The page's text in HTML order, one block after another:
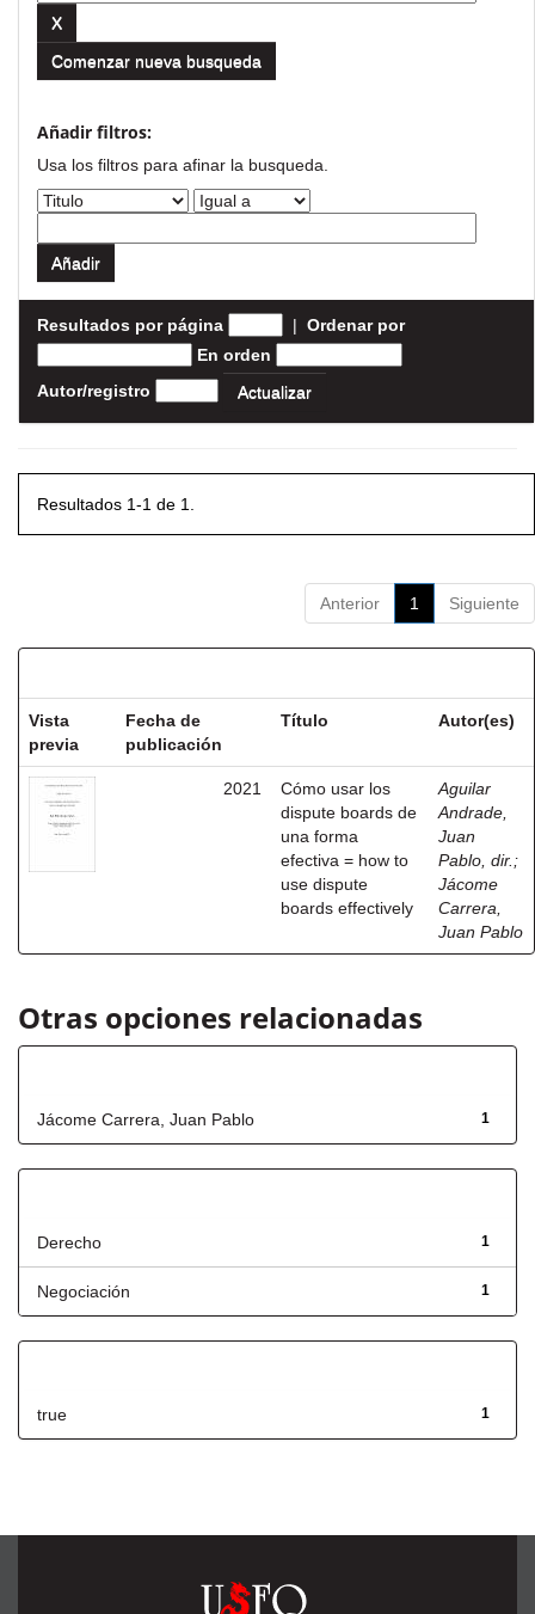
Comenzar nueva busqueda
Añadir filtros:
Usa los filtros para afinar la busqueda.
Resultados por página | Ordenar por
En orden
Autor/registro
Resultados 1-1 de 1.
Anterior 1 Siguiente
Vista
previa
Fecha de
publicación
Título Autor(es)
2021
Cómo usar los
dispute boards de
una forma
efectiva = how to
use dispute
boards effectively
Aguilar
Andrade,
Juan
Pablo, dir. ;
Jácome
Carrera,
Juan Pablo
Otras opciones relacionadas
1
Jácome Carrera, Juan Pablo
1
Derecho
1
Negociación
1
true